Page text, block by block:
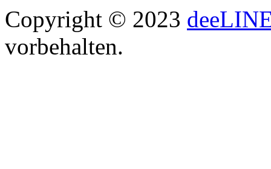
Copyright © 2023
vorbehalten.